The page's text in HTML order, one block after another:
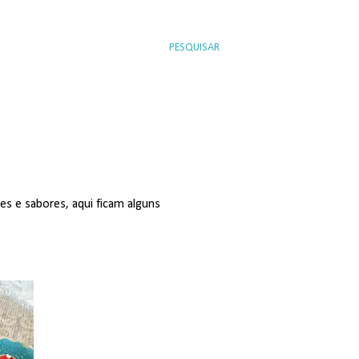
PESQUISAR
e sabores, aqui ficam alguns